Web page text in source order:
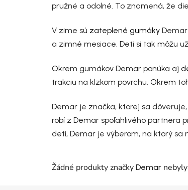
pružné a odolné. To znamená, že
V zime sú zateplené gumáky
a zimné mesiace. Deti si tak môžu
Okrem gumákov Demar ponúka aj
trakciu na klzkom povrchu. Okrem
Demar je značka, ktorej sa
robí z Demar spoľahlivého partnera
deti, Demar je výberom, na ktorý sa
Žádné produkty značky Demar